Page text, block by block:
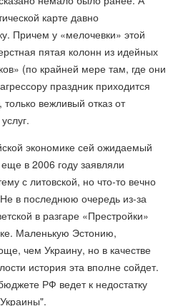
карте давно
Причем у «мелочевки» этой
пятая колонн из идейных
(по крайней мере там, где они
праздник приходится
вежливый отказ от
экономике сей ожидаемый
в 2006 году заявляли
с литовской, но что-то вечно
в последнюю очередь из-за
в разгаре «Престройки»
Маленькую Эстонию,
чем Украину, но в качестве
история эта вполне сойдет.
РФ ведет к недостатку